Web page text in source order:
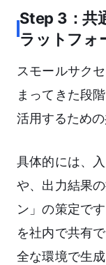
Step 3：共
ラットフォ
スモールサク
まってきた段
活用するため
具体的には、
や、出力結果
ン」の策定で
を社内で共有
全な環境で生